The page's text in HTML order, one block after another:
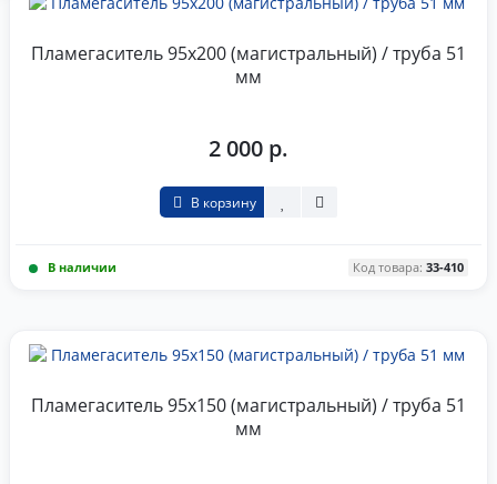
Пламегаситель 95x200 (магистральный) / труба 51
мм
2 000 р.
В корзину
В наличии Код товара: 33-410
Пламегаситель 95x150 (магистральный) / труба 51
мм